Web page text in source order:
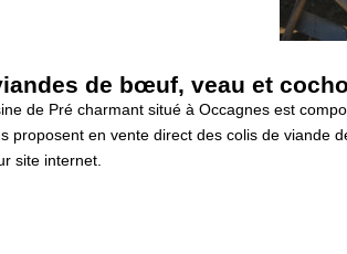
de bœuf, veau et
de Pré charmant situé à Occagnes est
proposent en vente direct des colis de
site internet.